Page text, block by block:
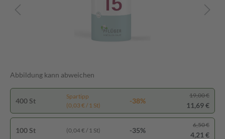
Abbildung kann abweichen
400 St
Spartipp
(0,03 € / 1 St)
-38%
19,00 €
11,69 €
100 St (0,04 € / 1 St) -35%
6,50 €
4,21 €